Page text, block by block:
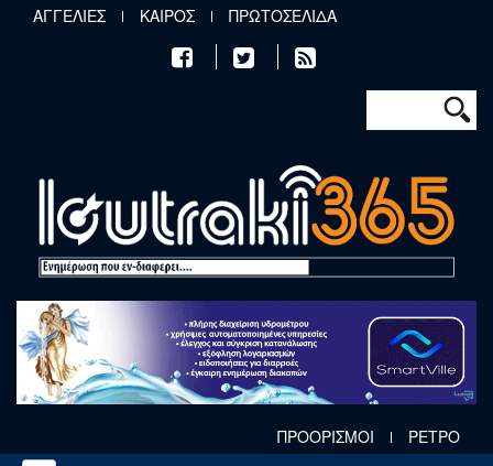
Παράκαμψη προς το κυρίως περιεχόμενο
ΑΓΓΕΛΙΕΣ ΚΑΙΡΟΣ ΠΡΩΤΟΣΕΛΙΔΑ
Φόρμα
Αναζήτηση
ΠΡΟΟΡΙΣΜΟΙ ΡΕΤΡΟ